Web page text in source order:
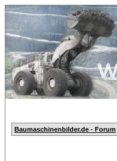
Baumaschinenbilder.de - Forum